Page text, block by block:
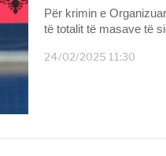
Për krimin e
të totalit të masave të
24/02/2025 11:30